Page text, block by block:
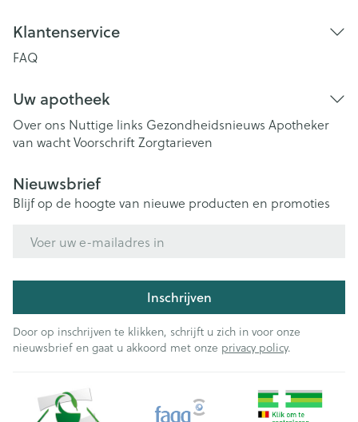
Klantenservice
FAQ
Uw apotheek
Over ons Nuttige links Gezondheidsnieuws Apotheker
van wachtVoorschriftZorgtarieven
Nieuwsbrief
Blijf op de hoogte van nieuwe producten en promoties
Inschrijven
Door op inschrijven te klikken, schrijft u zich in voor onze
nieuwsbrief en gaat u akkoord met onze privacy policy.